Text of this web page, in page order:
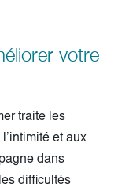
votre
traite les
et aux
dans
difficultés